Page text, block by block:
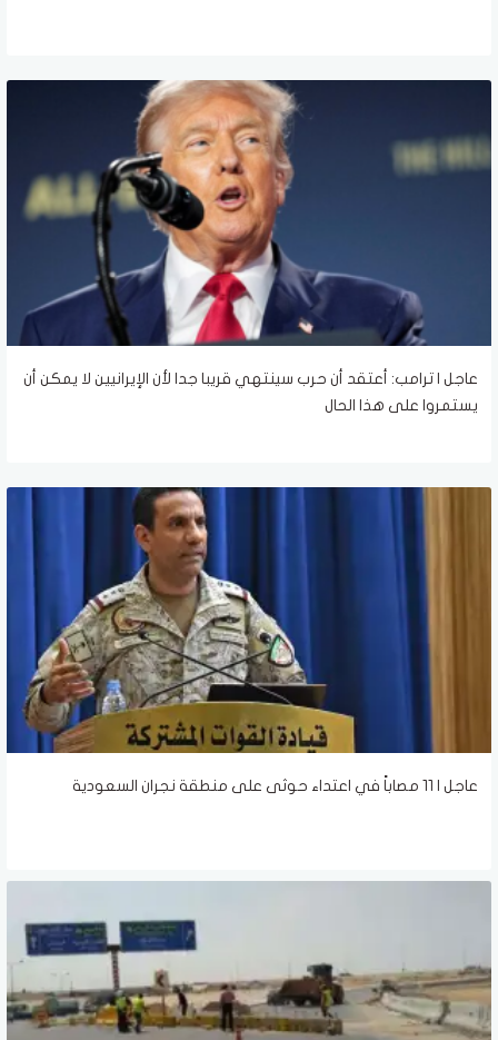
عاجل | ترامب: أعتقد أن حرب سينتهي قريبا جدا لأن الإيرانيين لا يمكن أن
يستمروا على هذا الحال
عاجل | 11 مصاباً في اعتداء حوثى على منطقة نجران السعودية